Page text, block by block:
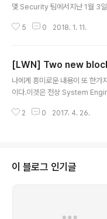
몇 Security 팀에서지난 1월 3일
돌 빼서 윗돌 괴기' '용돈가불받
분이였으나,보안패치로 인해 성
현상은 고객들에게 이미 잘 따뜻
박탈감을 줄 수 밖에 없었다.이
5 0 2018. 1. 11.
[LWN] Two new
나에게 흥미로운 내용이 또 한가
이다.이것은 천상 System
료) : https://lwn.net/Articles/
ng ) scheduler 로의 회귀(?) 이
2 0 2017. 4. 26.
이 블로그 인기글